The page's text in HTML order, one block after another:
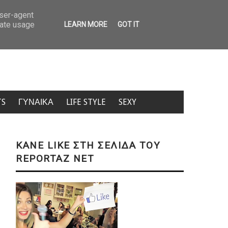
Προσοχή! Ο ΕΦΕΤ ανακαλεί μαρμελάδα – Πιθανή παρουσία θραυσμάτων
ΓΥΝΑΙΚΑ LIFE STYLE SEXY
KANE LIKE ΣΤΗ ΣΕΛΙΔΑ ΤΟΥ
REPORTAZ NET
agent
usage
LEARN MORE GOT IT